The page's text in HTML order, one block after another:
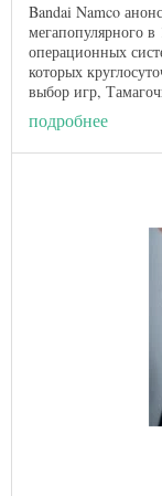
Bandai Namco
мегапопулярного
операционных
которых
выбор игр,
подробнее